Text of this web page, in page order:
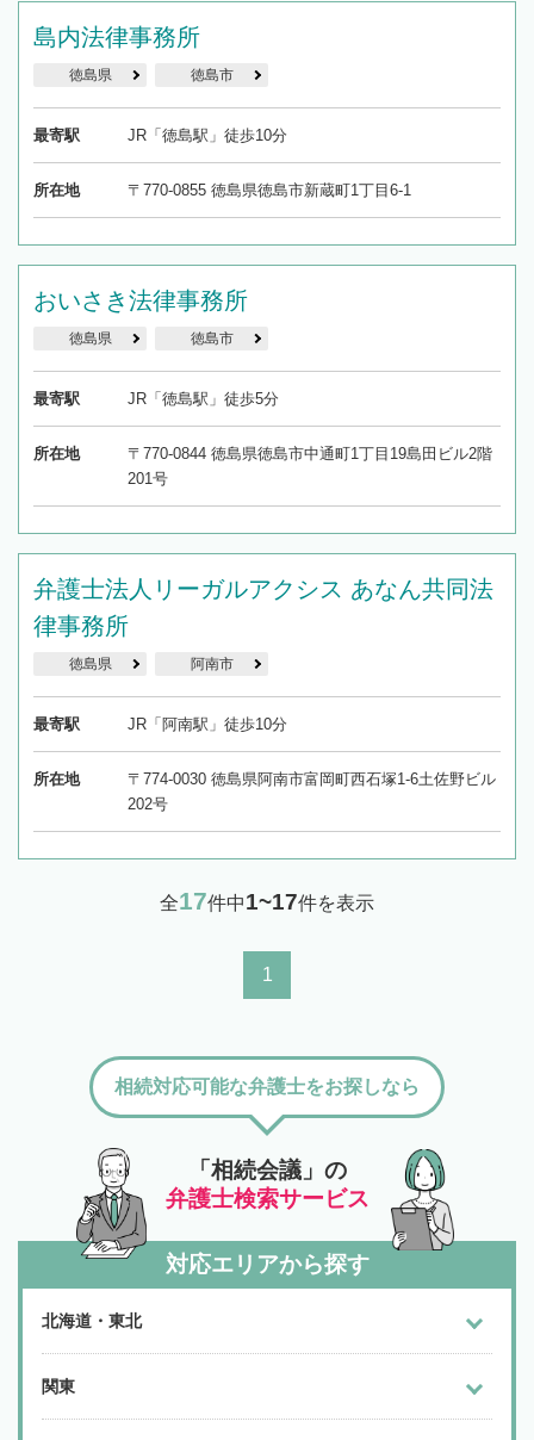
島内法律事務所
徳島県 徳島市
最寄駅 JR「徳島駅」徒歩10分
所在地 〒770-0855 徳島県徳島市新蔵町1丁目6-1
おいさき法律事務所
徳島県 徳島市
最寄駅 JR「徳島駅」徒歩5分
所在地
〒770-0844 徳島県徳島市中通町1丁目19島田ビル2階
201号
弁護士法人リーガルアクシス あなん共同法
律事務所
徳島県 阿南市
最寄駅 JR「阿南駅」徒歩10分
所在地
〒774-0030 徳島県阿南市富岡町西石塚1-6土佐野ビル
202号
全17件中1~17件を表示
1
「相続会議」の
弁護士検索サービス
相続対応可能な弁護士をお探しなら
対応エリアから探す
北海道・東北
関東